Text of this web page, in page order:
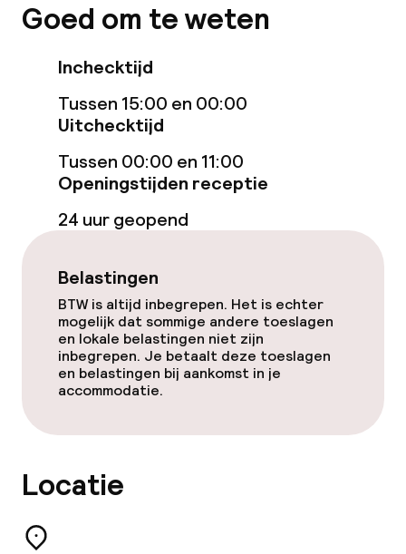
Ontbijtbuffet
Ontbijt geserveerd aan tafel
Diner à la carte
Dieetopties
Glutenvrije opties
Vegetarische opties
Faciliteiten en diensten voor kinderen
Goed om te weten
Inchecktijd
Tussen 15:00 en 00:00
Uitchecktijd
Tussen 00:00 en 11:00
Openingstijden receptie
24 uur geopend
Belastingen
BTW is altijd inbegrepen. Het is echter
mogelijk dat sommige andere toeslagen
en lokale belastingen niet zijn
inbegrepen. Je betaalt deze toeslagen
en belastingen bij aankomst in je
accommodatie.
Locatie